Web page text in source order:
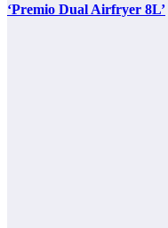
‘Premio Dual Airfryer 8L’